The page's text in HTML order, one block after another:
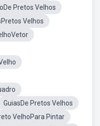
Pretos Velhos
Velhos
GuiasDe Pretos Velhos
VelhoPara Pintar